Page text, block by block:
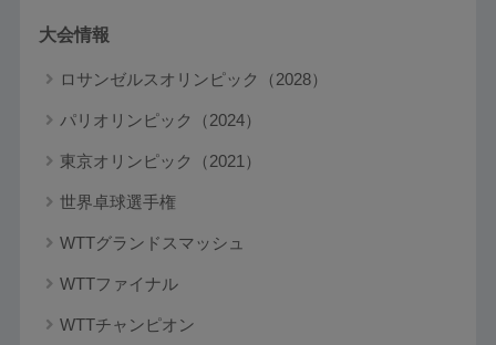
大会情報
ロサンゼルスオリンピック（2028）
パリオリンピック（2024）
東京オリンピック（2021）
世界卓球選手権
WTTグランドスマッシュ
WTTファイナル
WTTチャンピオン